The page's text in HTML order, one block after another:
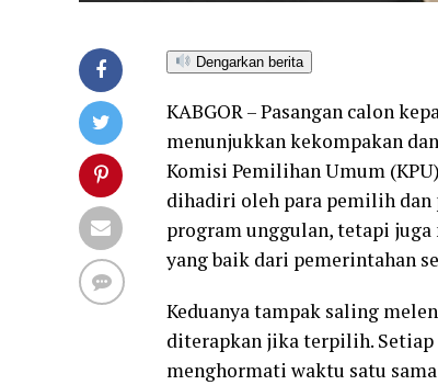
Dengarkan berita
KABGOR – Pasangan calon
menunjukkan kekompakan
Komisi Pemilihan Umum
dihadiri oleh para pemilih dan
program unggulan, tetapi
yang baik dari pemerintahan
Keduanya tampak saling
diterapkan jika terpilih. Setiap
menghormati waktu satu